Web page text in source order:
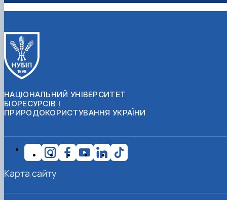
НАЦІОНАЛЬНИЙ УНІВЕРСИТЕТ
БІОРЕСУРСІВ І
ПРИРОДОКОРИСТУВАННЯ УКРАЇНИ
Карта сайту